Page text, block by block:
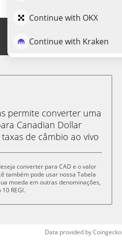
Continue with OKX
Continue with Kraken
Trade de REGI
permite converter uma
Canadian Dollar
de câmbio ao vivo
converter para CAD e o valor
também pode usar nossa Tabela
moeda em outras denominações,
10 REGI.
Data provided byCoingecko